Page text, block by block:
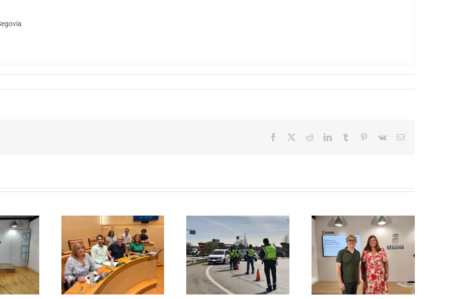
disminuir
el
Facebook RedditLinkedInTumblr Pinterest
Vk
Correo
rebajar un 20%
basuras y
el mayor
fiscal soportado
segovianas
El PSOE pide
responsabilidades políticas
al PP tras las diligencias
abiertas a la alcaldesa de La
Lastrilla por un presunto
incidente con la Guardia Civil
El PSOE propone reducir un
20 % la tasa de basuras para
las viviendas habituales y
hacerla más justa para las
familias segovianas
El PSOE de Segovia pide a la
Junta un dispositivo
específico de asesoramiento
para que ningún afectado
por el incendio del Valle del
Pirón se quede sin acceder a
las ayudas